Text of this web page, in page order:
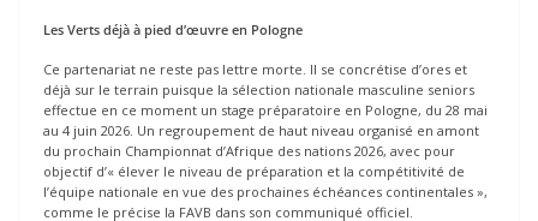
Les Verts déjà à pied d’œuvre en Pologne
Ce partenariat ne reste pas lettre morte. Il se concrétise d’ores et
déjà sur le terrain puisque la sélection nationale masculine seniors
effectue en ce moment un stage préparatoire en Pologne, du 28 mai
au 4 juin 2026. Un regroupement de haut niveau organisé en amont
du prochain Championnat d’Afrique des nations 2026, avec pour
objectif d’« élever le niveau de préparation et la compétitivité de
l’équipe nationale en vue des prochaines échéances continentales »,
comme le précise la FAVB dans son communiqué officiel.